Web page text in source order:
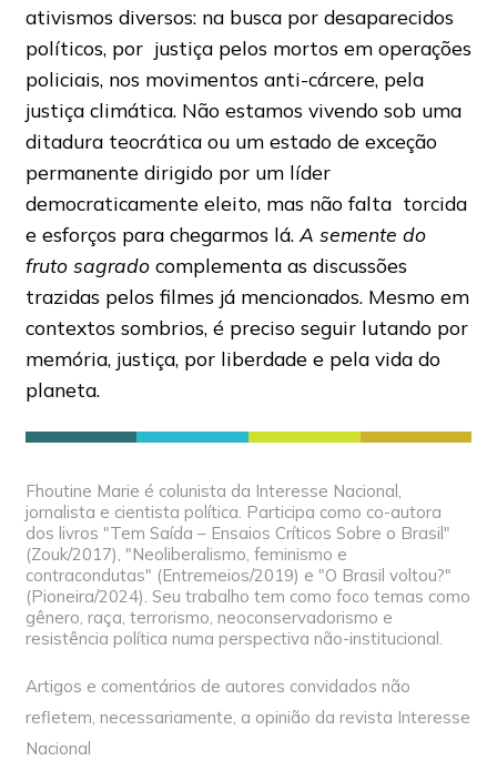
ativismos diversos: na busca por desaparecidos
políticos, por justiça pelos mortos em operações
policiais, nos movimentos anti-cárcere, pela
justiça climática. Não estamos vivendo sob uma
ditadura teocrática ou um estado de exceção
permanente dirigido por um líder
democraticamente eleito, mas não falta torcida
e esforços para chegarmos lá. A semente do
fruto sagradocomplementa as discussões
trazidas pelos filmes já mencionados. Mesmo em
contextos sombrios, é preciso seguir lutando por
memória, justiça, por liberdade e pela vida do
planeta.
Fhoutine Marie é colunista da Interesse Nacional,
jornalista e cientista política. Participa como co-autora
dos livros "Tem Saída – Ensaios Críticos Sobre o Brasil"
(Zouk/2017), "Neoliberalismo, feminismo e
contracondutas" (Entremeios/2019) e "O Brasil voltou?"
(Pioneira/2024). Seu trabalho tem como foco temas como
gênero, raça, terrorismo, neoconservadorismo e
resistência política numa perspectiva não-institucional.
Artigos e comentários de autores convidados não
refletem, necessariamente, a opinião da revista Interesse
Nacional